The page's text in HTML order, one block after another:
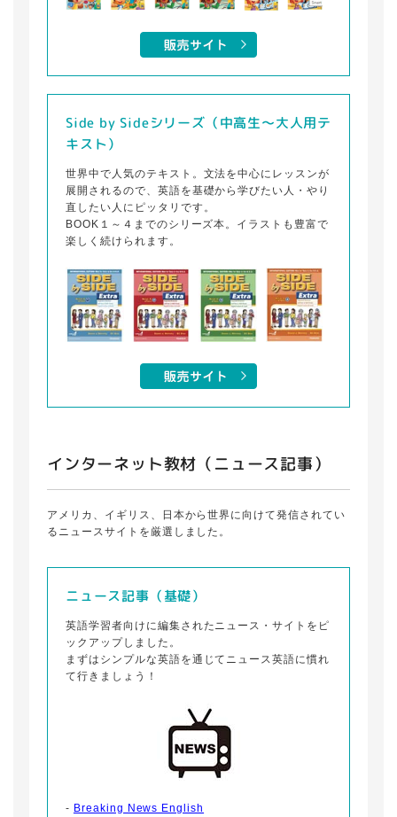
Side by Sideシリーズ（中高生～大人用テ
キスト）
世界中で人気のテキスト。文法を中心にレッスンが
展開されるので、英語を基礎から学びたい人・やり
直したい人にピッタリです。
BOOK１～４までのシリーズ本。イラストも豊富で
楽しく続けられます。
インターネット教材（ニュース記事）
アメリカ、イギリス、日本から世界に向けて発信されてい
るニュースサイトを厳選しました。
ニュース記事（基礎）
英語学習者向けに編集されたニュース・サイトをピ
ックアップしました。
まずはシンプルな英語を通じてニュース英語に慣れ
て行きましょう！
- Breaking News English